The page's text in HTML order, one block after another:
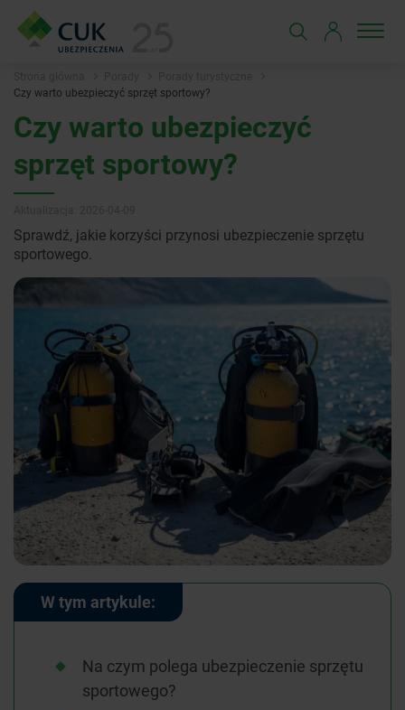
Czy warto ubezpieczyć sprzęt sportowy?
Czy warto ubezpieczyć
sprzęt sportowy?
Sprawdź, jakie korzyści przynosi ubezpieczenie sprzętu
sportowego.
W tym artykule:
Na czym polega ubezpieczenie sprzętu
sportowego?